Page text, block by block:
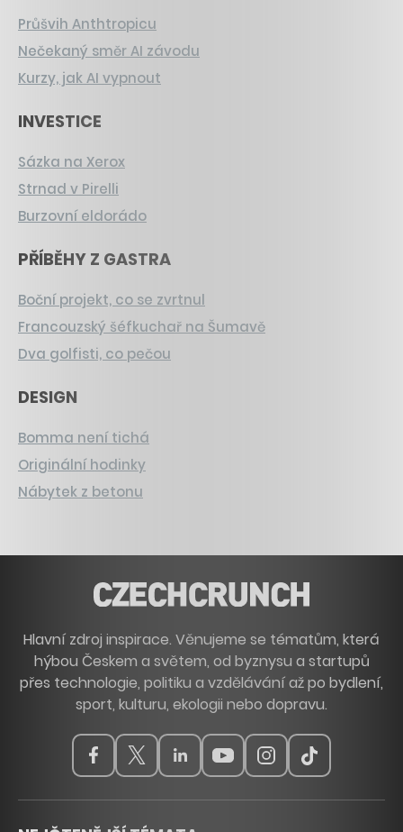
Průšvih Anthtropicu
Nečekaný směr AI závodu
Kurzy, jak AI vypnout
INVESTICE
Sázka na Xerox
Strnad v Pirelli
Burzovní eldorádo
PŘÍBĚHY Z GASTRA
Boční projekt, co se zvrtnul
Francouzský šéfkuchař na Šumavě
Dva golfisti, co pečou
DESIGN
Bomma není tichá
Originální hodinky
Nábytek z betonu
Hlavní zdroj inspirace. Věnujeme se tématům, která
hýbou Českem a světem, od byznysu a startupů
přes technologie, politiku a vzdělávání až po bydlení,
sport, kulturu, ekologii nebo dopravu.